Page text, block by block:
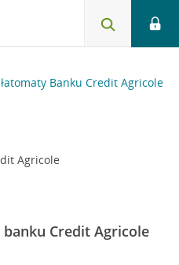
Banku Credit Agricole
Agricole
Credit Agricole